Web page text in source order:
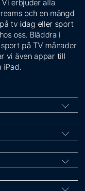
erbjuder alla
och en mängd
tv idag eller sport
oss. Bläddra i
på TV månader
vi även appar till
iPad.